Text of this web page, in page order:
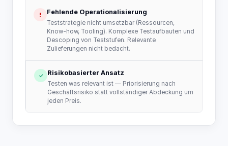
! Fehlende Operationalisierung
Teststrategie nicht umsetzbar (Ressourcen,
Know-how, Tooling). Komplexe Testaufbauten und
Descoping von Teststufen. Relevante
Zulieferungen nicht bedacht.
✓ Risikobasierter Ansatz
Testen was relevant ist — Priorisierung nach
Geschäftsrisiko statt vollständiger Abdeckung um
jeden Preis.